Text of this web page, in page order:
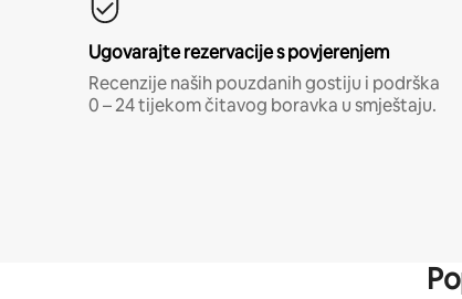
Ugovarajte rezervacije s povjerenjem
Recenzije naših pouzdanih gostiju i podrška
0 – 24 tijekom čitavog boravka u smještaju.